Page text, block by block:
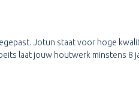
Jotun staat voor hoge
laat jouw houtwerk minstens